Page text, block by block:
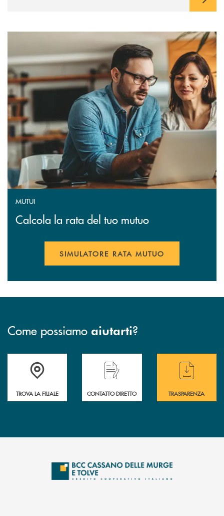
MUTUI
Calcola la rata del tuo mutuo
SIMULATORE RATA MUTUO
Come possiamo aiutarti?
Accedi all' elenco completo delle filiali
TROVA LA FILIALE
Hai bisogno di assistenza immediata ?
CONTATTO DIRETTO
Hai bisogno di
TRASPARENZA